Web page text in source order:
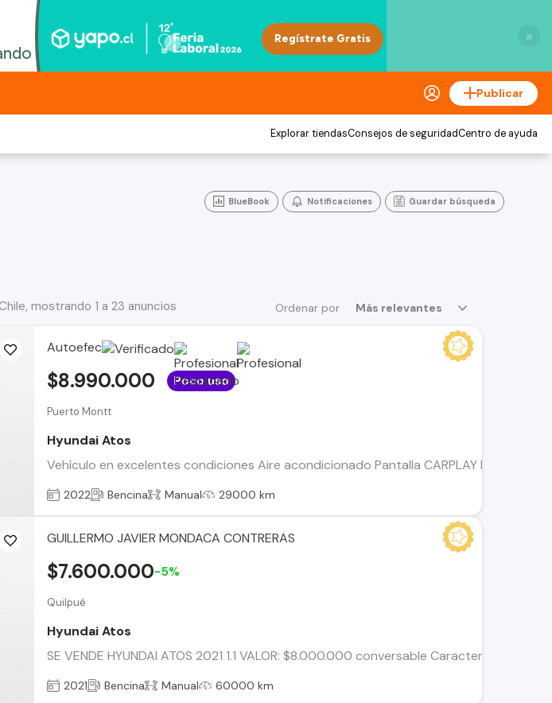
×
Publicar
Explorar tiendasConsejos de seguridadCentro de ayuda
BlueBook Notificaciones Guardar búsqueda
Ordenar por Más relevantes
mostrando 1 a 23 anuncios
Autoefec
Puerto Montt
Hyundai Atos
Vehículo en excelentes condiciones Aire acondicionado Pantalla CARPLAY
$8.990.000 Poco uso
2022 Bencina Manual 29000 km
GUILLERMO JAVIER MONDACA CONTRERAS
Quilpué
Hyundai Atos
SE VENDE HYUNDAI ATOS 2021 1.1 VALOR: $8.000.000 conversable Características:
$7.600.000-5%
2021 Bencina Manual 60000 km